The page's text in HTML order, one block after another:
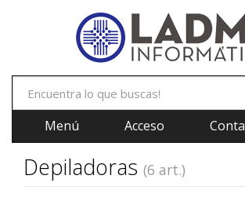
Menú Acceso
Depiladoras (6 art.)